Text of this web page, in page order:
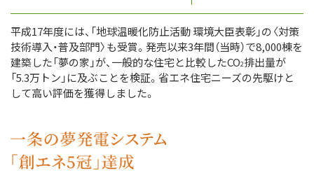
平成17年度には、「地球温暖化防止活動 環境大臣表彰」の〈対策
技術導入・普及部門〉も受賞。発売以来3年間（当時）で8,000棟を
建築した「夢の家」が、一般的な住宅と比較したCO2排出量が
「5.3万トン」に及ぶことを検証。省エネ住宅ニーズの先駆けと
して高い評価を獲得しました。